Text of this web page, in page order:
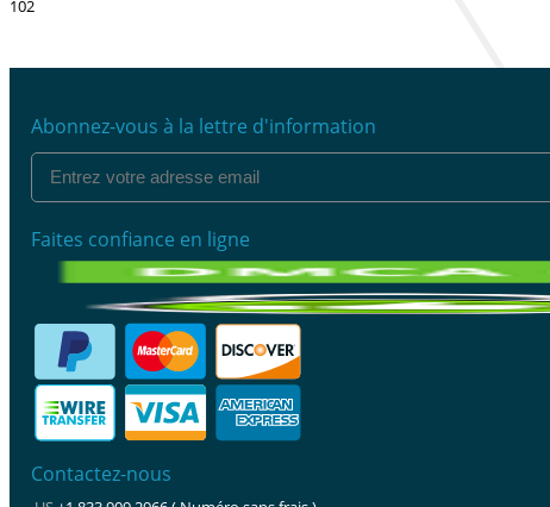
102
Abonnez-vous à la lettre d'information
Faites confiance en ligne
Contactez-nous